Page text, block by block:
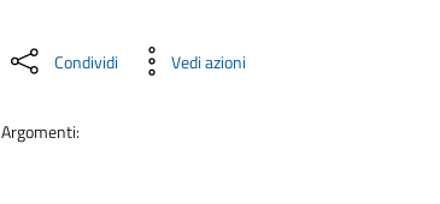
Condividi Vedi azioni
Argomenti: